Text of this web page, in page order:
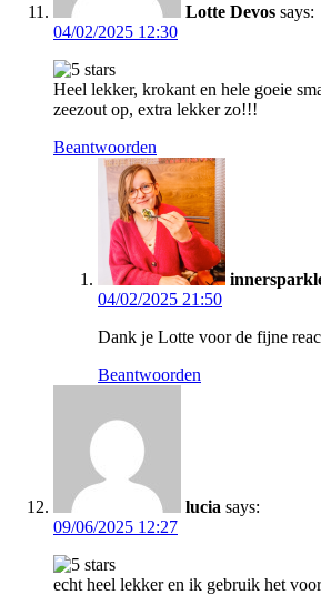
Lotte Devos says:
04/02/2025 12:30
Heel lekker, krokant en hele goeie
zeezout op, extra lekker zo!!!
Beantwoorden
04/02/2025 21:50
Dank je Lotte voor de fijne
Beantwoorden
lucia says:
09/06/2025 12:27
echt heel lekker en ik gebruik het